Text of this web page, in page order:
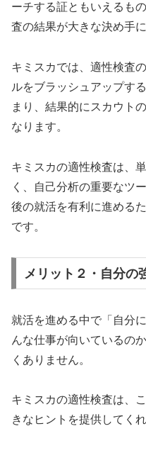
ーチする証ともいえるも
査の結果が大きな決め手に
キミスカでは、適性検査
ルをブラッシュアップす
まり、結果的にスカウト
なります。
キミスカの適性検査は、
く、自己分析の重要なツ
後の就活を有利に進める
です。
メリット２・自分の
就活を進める中で「自分
んな仕事が向いているの
くありません。
キミスカの適性検査は、
きなヒントを提供してくれ